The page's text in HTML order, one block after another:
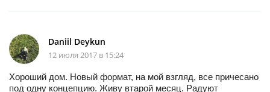
Daniil Deykun
12 июля 2017 в 15:24
Хороший дом. Новый формат, на мой взгляд, все причесано
под одну концепцию. Живу втарой месяц. Радуют